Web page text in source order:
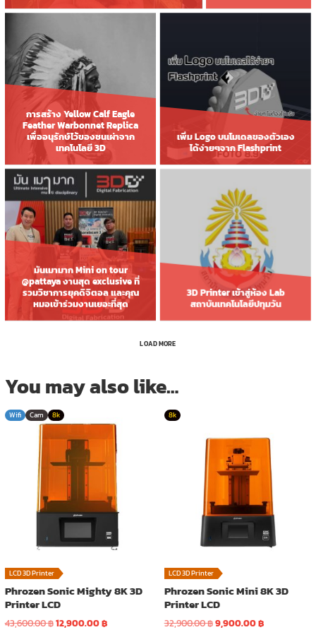
การสร้าง Yellow Calf Eagle
Feather Warbonnet Replica
เพื่ออนุรักษ์ไว้ของชนเผ่าจาก
เทคโนโลยี 3D
เพิ่ม Logo บนโมเดลของตัวเอง
ได้ง่ายๆจาก Flashprint
มันเมามาก Mini on tour
@pattaya งานสุด exclusive ที่
รวมวิชาการยุคดิจิตอล และคุณ
หมอเข้าร่วมงานเยอะที่สุด
3D Printer เข้าสู่ห้อง Lab
สถาบันเทคโนโลยีปทุมวัน
LOAD MORE
You may also like…
Wifi Cam 8k
LCD 3D Printer
Phrozen Sonic Mighty 8K 3D
Printer LCD
43,600.00฿Original
12,900.00฿Current
8k
LCD 3D Printer
Phrozen Sonic Mini 8K 3D
Printer LCD
32,900.00฿Original
9,900.00฿Current